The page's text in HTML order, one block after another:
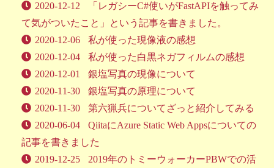
2020-12-12
「レガシーC#使いがFastAPIを触ってみ
て気がついたこと」という記事を書きました。
2020-12-06
私が使った現像液の感想
2020-12-04
私が使った白黒ネガフィルムの感想
2020-12-01
銀塩写真の現像について
2020-11-30
銀塩写真の原理について
2020-11-30
第六猟兵についてざっと紹介してみる
2020-06-04
QiitaにAzure Static Web Appsについての
記事を書きました
2019-12-25
2019年のトミーウォーカーPBWでの活